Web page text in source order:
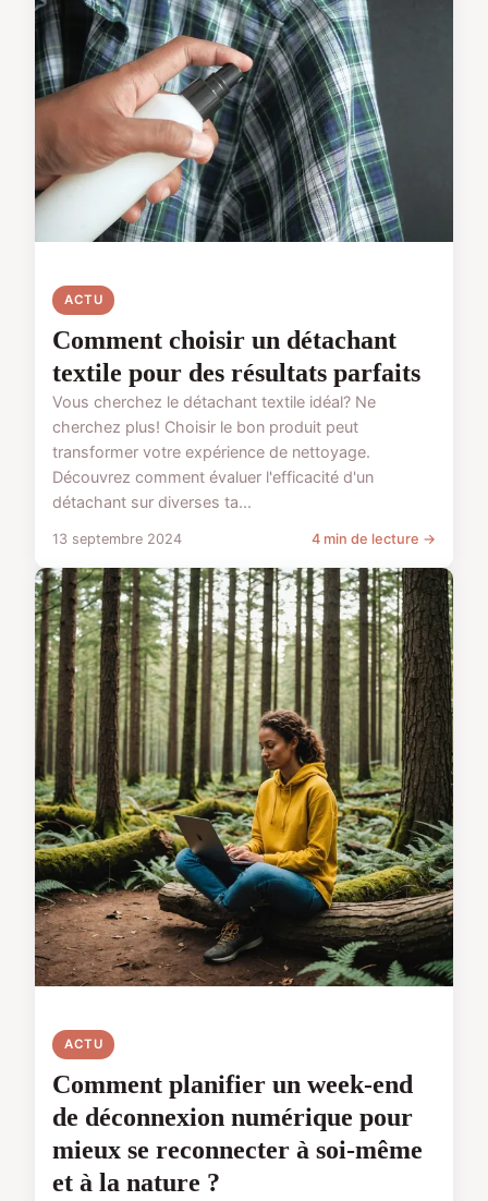
ACTU
Comment choisir un détachant
textile pour des résultats parfaits
Vous cherchez le détachant textile idéal? Ne
cherchez plus! Choisir le bon produit peut
transformer votre expérience de nettoyage.
Découvrez comment évaluer l'efficacité d'un
détachant sur diverses ta...
13 septembre 2024 4 min de lecture →
ACTU
Comment planifier un week-end
de déconnexion numérique pour
mieux se reconnecter à soi-même
et à la nature ?